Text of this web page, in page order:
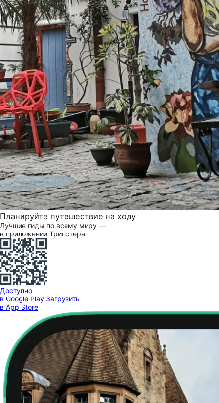
Планируйте путешествие на ходу
Лучшие гиды по всему миру —
в приложении Трипстера
Доступно
в Google Play Загрузить
в App Store